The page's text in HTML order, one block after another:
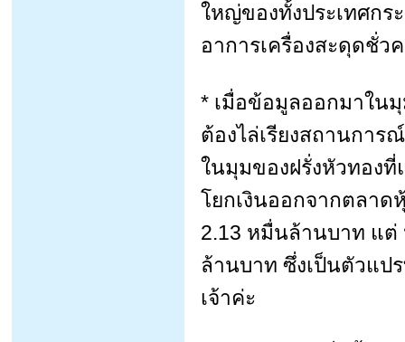
ใหญ่ของทั้งประเทศกร
อาการเครื่องสะดุดชั่ว
* เมื่อข้อมูลออกมาใน
ต้องไล่เรียงสถานการ
ในมุมของฝรั่งหัวทอง
โยกเงินออกจากตลา
2.13 หมื่นล้านบาท แต่
ล้านบาท ซึ่งเป็นตัวแป
เจ้าค่ะ